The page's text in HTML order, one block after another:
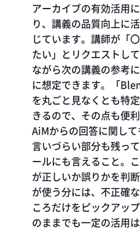
アーカイブの有効活用
り、講義の品質向上に
じています。講師が「
たい」とリクエストし
ながら次の講義の参考
に想定できます。「
を丸ごと見なくとも特
きるので、その点も便利
AiMからの回答に関し
言いづらい部分も残っ
ールにも言えること。
が正しいか誤りかを判
が使う分には、不正確
ころだけをピックアッ
のままでも一定の活用